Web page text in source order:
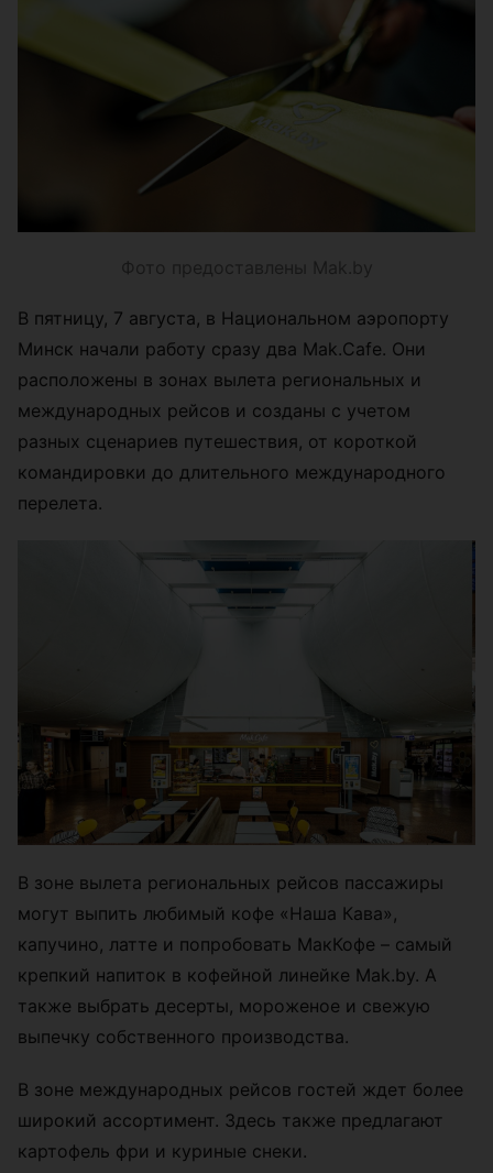
Фото предоставлены Mak.by
В пятницу, 7 августа, в Национальном аэропорту
Минск начали работу сразу два Mak.Cafe. Они
расположены в зонах вылета региональных и
международных рейсов и созданы с учетом
разных сценариев путешествия, от короткой
командировки до длительного международного
перелета.
В зоне вылета региональных рейсов пассажиры
могут выпить любимый кофе «Наша Кава»,
капучино, латте и попробовать МакКофе – самый
крепкий напиток в кофейной линейке Mak.by. А
также выбрать десерты, мороженое и свежую
выпечку собственного производства.
В зоне международных рейсов гостей ждет более
широкий ассортимент. Здесь также предлагают
картофель фри и куриные снеки.